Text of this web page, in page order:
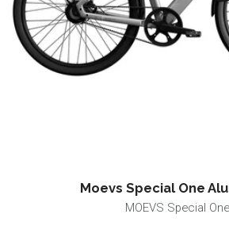
Moevs Special One
MOEVS Special One